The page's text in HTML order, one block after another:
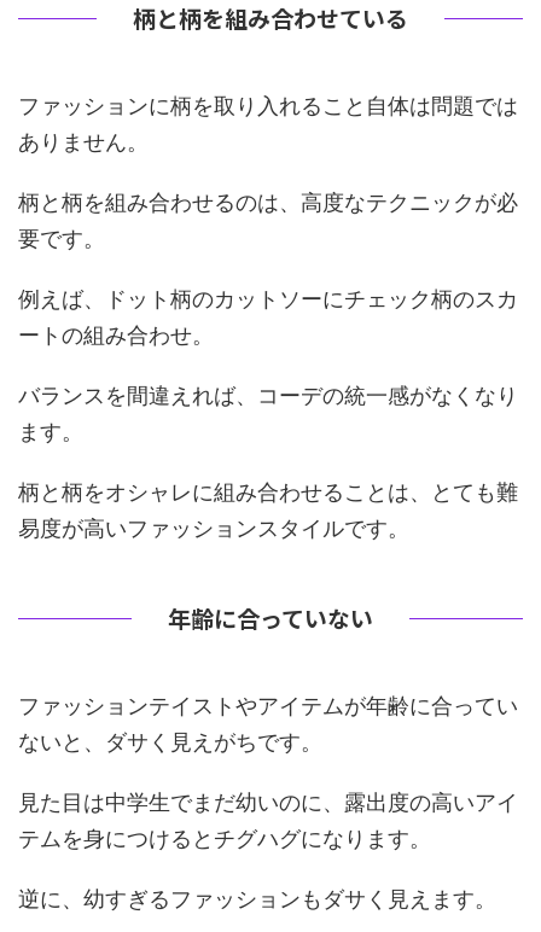
柄と柄を組み合わせている
ファッションに柄を取り入れること自体は問題では
ありません。
柄と柄を組み合わせるのは、高度なテクニックが必
要です。
例えば、ドット柄のカットソーにチェック柄のスカ
ートの組み合わせ。
バランスを間違えれば、コーデの統一感がなくなり
ます。
柄と柄をオシャレに組み合わせることは、とても難
易度が高いファッションスタイルです。
年齢に合っていない
ファッションテイストやアイテムが年齢に合ってい
ないと、ダサく見えがちです。
見た目は中学生でまだ幼いのに、 露出度の高いアイ
テムを身につけるとチグハグになります。
逆に、幼すぎるファッションもダサく見えます。